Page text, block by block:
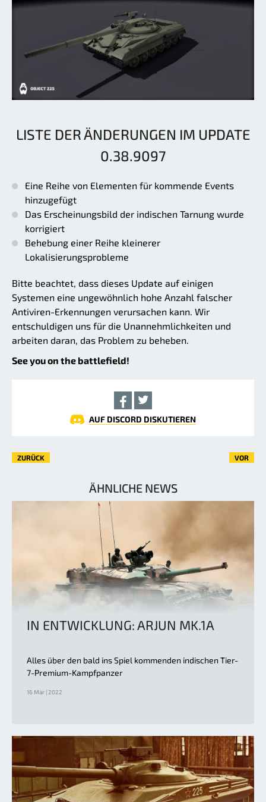
LISTE DER ÄNDERUNGEN IM UPDATE
0.38.9097
Eine Reihe von Elementen für kommende Events
hinzugefügt
Das Erscheinungsbild der indischen Tarnung wurde
korrigiert
Behebung einer Reihe kleinerer
Lokalisierungsprobleme
Bitte beachtet, dass dieses Update auf einigen
Systemen eine ungewöhnlich hohe Anzahl falscher
Antiviren-Erkennungen verursachen kann. Wir
entschuldigen uns für die Unannehmlichkeiten und
arbeiten daran, das Problem zu beheben.
See you on the battlefield!
AUF DISCORD DISKUTIEREN
ZURÜCK VOR
ÄHNLICHE NEWS
IN ENTWICKLUNG: ARJUN MK.1A
Alles über den bald ins Spiel kommenden indischen Tier-
7-Premium-Kampfpanzer
16 Mär | 2022